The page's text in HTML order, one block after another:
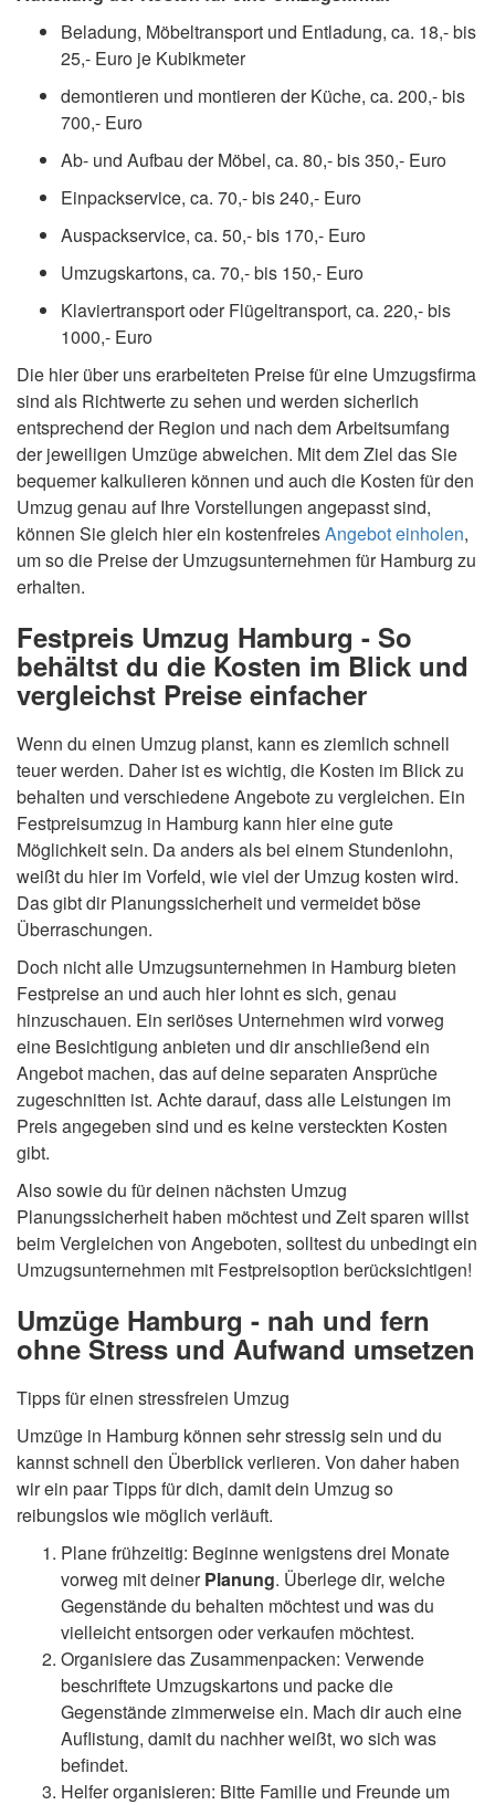
Beladung, Möbeltransport und Entladung, ca. 18,- bis
25,- Euro je Kubikmeter
demontieren und montieren der Küche, ca. 200,- bis
700,- Euro
Ab- und Aufbau der Möbel, ca. 80,- bis 350,- Euro
Einpackservice, ca. 70,- bis 240,- Euro
Auspackservice, ca. 50,- bis 170,- Euro
Umzugskartons, ca. 70,- bis 150,- Euro
Klaviertransport oder Flügeltransport, ca. 220,- bis
1000,- Euro
Die hier über uns erarbeiteten Preise für eine Umzugsfirma
sind als Richtwerte zu sehen und werden sicherlich
entsprechend der Region und nach dem Arbeitsumfang
der jeweiligen Umzüge abweichen. Mit dem Ziel das Sie
bequemer kalkulieren können und auch die Kosten für den
Umzug genau auf Ihre Vorstellungen angepasst sind,
können Sie gleich hier ein kostenfreiesAngebot einholen,
um so die Preise der Umzugsunternehmen für Hamburg zu
erhalten.
Festpreis Umzug Hamburg - So
behältst du die Kosten im Blick und
vergleichst Preise einfacher
Wenn du einen Umzug planst, kann es ziemlich schnell
teuer werden. Daher ist es wichtig, die Kosten im Blick zu
behalten und verschiedene Angebote zu vergleichen. Ein
Festpreisumzug in Hamburg kann hier eine gute
Möglichkeit sein. Da anders als bei einem Stundenlohn,
weißt du hier im Vorfeld, wie viel der Umzug kosten wird.
Das gibt dir Planungssicherheit und vermeidet böse
Überraschungen.
Doch nicht alle Umzugsunternehmen in Hamburg bieten
Festpreise an und auch hier lohnt es sich, genau
hinzuschauen. Ein seriöses Unternehmen wird vorweg
eine Besichtigung anbieten und dir anschließend ein
Angebot machen, das auf deine separaten Ansprüche
zugeschnitten ist. Achte darauf, dass alle Leistungen im
Preis angegeben sind und es keine versteckten Kosten
gibt.
Also sowie du für deinen nächsten Umzug
Planungssicherheit haben möchtest und Zeit sparen willst
beim Vergleichen von Angeboten, solltest du unbedingt ein
Umzugsunternehmen mit Festpreisoption berücksichtigen!
Umzüge Hamburg - nah und fern
ohne Stress und Aufwand umsetzen
Tipps für einen stressfreien Umzug
Umzüge in Hamburg können sehr stressig sein und du
kannst schnell den Überblick verlieren. Von daher haben
wir ein paar Tipps für dich, damit dein Umzug so
reibungslos wie möglich verläuft.
Plane frühzeitig: Beginne wenigstens drei Monate
vorweg mit deinerPlanung. Überlege dir, welche
Gegenstände du behalten möchtest und was du
vielleicht entsorgen oder verkaufen möchtest.
Organisiere das Zusammenpacken: Verwende
beschriftete Umzugskartons und packe die
Gegenstände zimmerweise ein. Mach dir auch eine
Auflistung, damit du nachher weißt, wo sich was
befindet.
Helfer organisieren: Bitte Familie und Freunde um